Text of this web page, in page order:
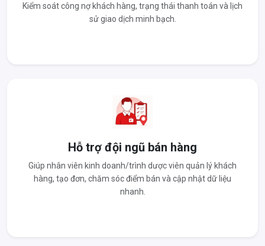
Kiểm soát công nợ khách hàng, trạng thái thanh toán và lịch
sử giao dịch minh bạch.
Hỗ trợ đội ngũ bán hàng
Giúp nhân viên kinh doanh/trình dược viên quản lý khách
hàng, tạo đơn, chăm sóc điểm bán và cập nhật dữ liệu
nhanh.